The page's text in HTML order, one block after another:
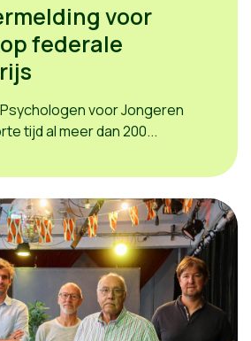
voor
federale
voor Jongeren
tijd al meer dan 200...